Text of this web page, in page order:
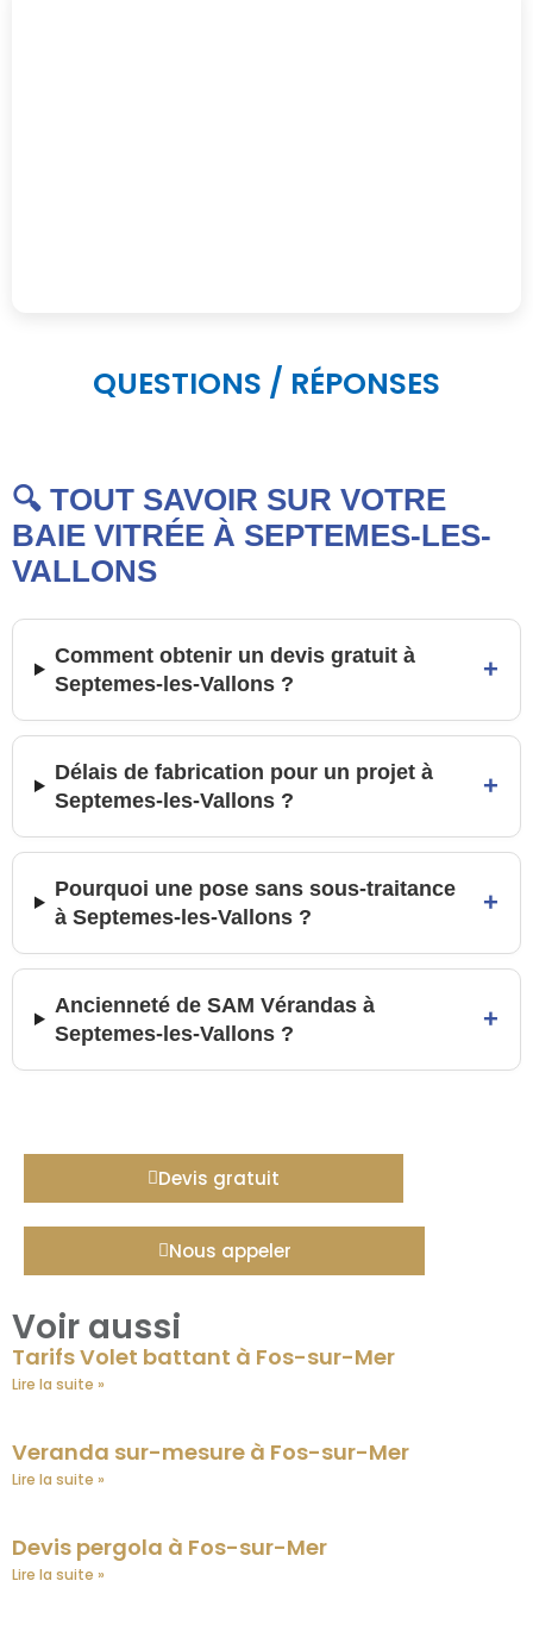
QUESTIONS / RÉPONSES
🔍 TOUT SAVOIR SUR VOTRE
BAIE VITRÉE À SEPTEMES-LES-
VALLONS
Comment obtenir un devis gratuit à
Septemes-les-Vallons ?
+
Délais de fabrication pour un projet à
Septemes-les-Vallons ?
+
Pourquoi une pose sans sous-traitance
à Septemes-les-Vallons ?
+
Ancienneté de SAM Vérandas à
Septemes-les-Vallons ?
+
Devis gratuit
Nous appeler
Voir aussi
Tarifs Volet battant à Fos-sur-Mer
Lire la suite »
Veranda sur-mesure à Fos-sur-Mer
Lire la suite »
Devis pergola à Fos-sur-Mer
Lire la suite »